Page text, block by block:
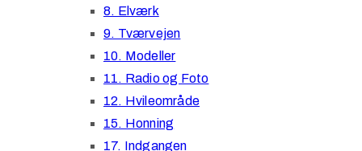
8. Elværk
9. Tværvejen
10. Modeller
11. Radio og Foto
12. Hvileområde
15. Honning
17. Indgangen